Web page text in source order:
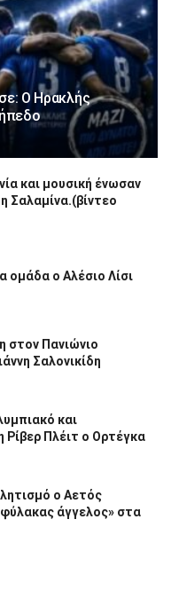
Ο Ηρακλής
και μουσική ένωσαν
Σαλαμίνα.(βίντεο
ομάδα ο Αλέσιο Λίσι
στον Πανιώνιο
Σαλονικίδη
και
Πλέιτ ο Ορτέγκα
ο Αετός
άγγελος» στα